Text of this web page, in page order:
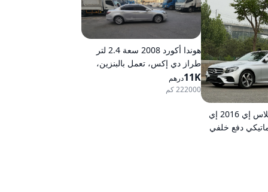
مرسيدس-بنز كلاس إي 2016 إي
هوندا أكورد 2008 سعة 2.4 لتر
طراز دي إكس، تعمل بالبنزين،
ناقل حركة أوتوماتيكي، دفع أمامي
11Kدرهم
222000 كم